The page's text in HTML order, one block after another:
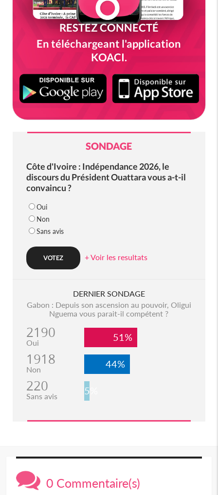
RESTEZ CONNECTÉ
En téléchargeant l'application
KOACI.
SONDAGE
Côte d'Ivoire : Indépendance 2026, le
discours du Président Ouattara vous a-t-il
convaincu ?
Oui
Non
Sans avis
+ Voir les resultats
DERNIER SONDAGE
Gabon : Depuis son ascension au pouvoir, Oligui
Nguema vous parait-il compétent ?
2190
Oui 51%
1918
Non 44%
220
Sans avis 5%
0 Commentaire(s)